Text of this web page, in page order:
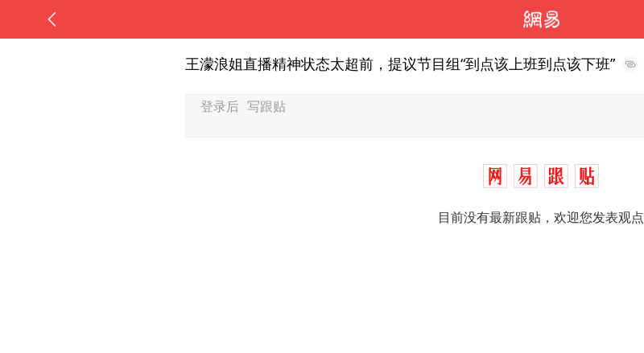
王濛浪姐直播精神状态太超前，提议节目组“到点该上班到点该下班”
目前没有最新跟贴，欢迎您发表观点